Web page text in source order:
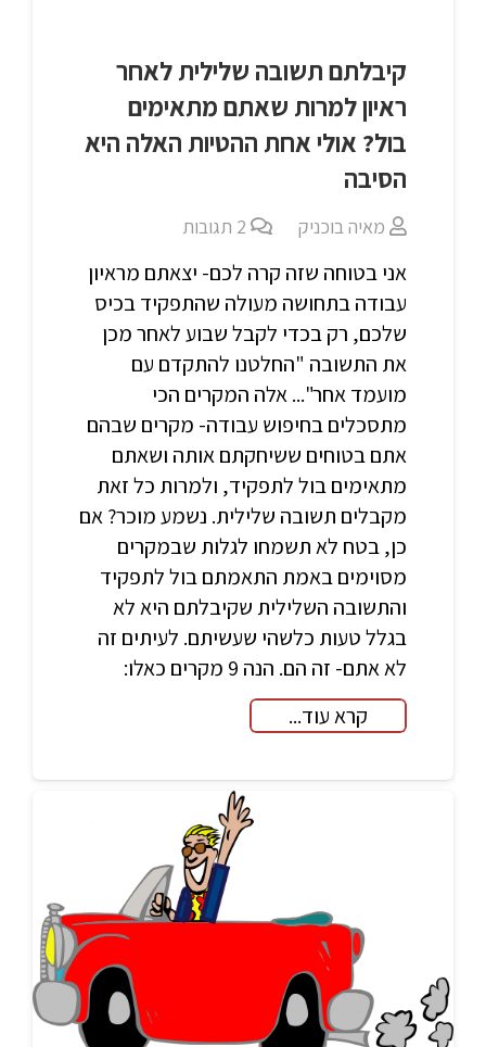
קיבלתם תשובה שלילית לאחר
ראיון למרות שאתם מתאימים
בול? אולי אחת ההטיות האלה היא
הסיבה
מאיה בוכניק 2 תגובות
אני בטוחה שזה קרה לכם- יצאתם מראיון
עבודה בתחושה מעולה שהתפקיד בכיס
שלכם, רק בכדי לקבל שבוע לאחר מכן
את התשובה "החלטנו להתקדם עם
מועמד אחר"... אלה המקרים הכי
מתסכלים בחיפוש עבודה- מקרים שבהם
אתם בטוחים ששיחקתם אותה ושאתם
מתאימים בול לתפקיד, ולמרות כל זאת
מקבלים תשובה שלילית. נשמע מוכר? אם
כן, בטח לא תשמחו לגלות שבמקרים
מסוימים באמת התאמתם בול לתפקיד
והתשובה השלילית שקיבלתם היא לא
בגלל טעות כלשהי שעשיתם. לעיתים זה
לא אתם- זה הם. הנה 9 מקרים כאלו:
קרא עוד...